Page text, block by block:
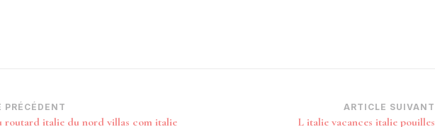
PRÉCÉDENT
routard italie du nord villas com italie
ARTICLE SUIVANT
L italie vacances italie pouilles